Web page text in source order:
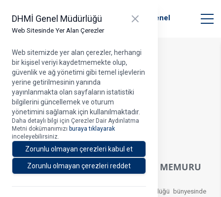
DHMİ Genel Müdürlüğü
Web Sitesinde Yer Alan Çerezler
Close panel
Web sitemizde yer alan çerezler, herhangi
bir kişisel veriyi kaydetmemekte olup,
güvenlik ve ağ yönetimi gibi temel işlevlerin
yerine getirilmesinin yanında
yayınlanmakta olan sayfaların istatistiki
bilgilerini güncellemek ve oturum
yönetimini sağlamak için kullanılmaktadır.
Daha detaylı bilgi için Çerezler Dair Aydınlatma
Metni dokümanımızı buraya tıklayarak
inceleyebilirsiniz.
Zorunlu olmayan çerezleri kabul et
Zorunlu olmayan çerezleri reddet
Devlet Hava Meydanları İşletmesi Genel
Müdürlüğü
Duyuru Detayı
Duyuru Tarihi > 09.01.2026
A
DHMİ GENEL MÜDÜRLÜĞÜ ARFF MEMURU
ALIM İLANI
Devlet Hava Meydanları İşletmesi Genel Müdürlüğü bünyesinde